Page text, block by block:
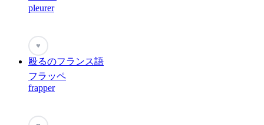
pleurer
♥
殴るのフランス語
フラッペ
frapper